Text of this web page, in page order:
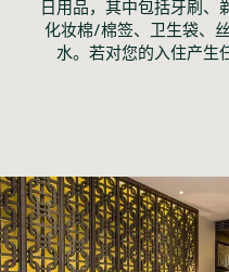
日用品，其中包括牙刷、
化妆棉/棉签、卫生袋、
水。若对您的入住产生